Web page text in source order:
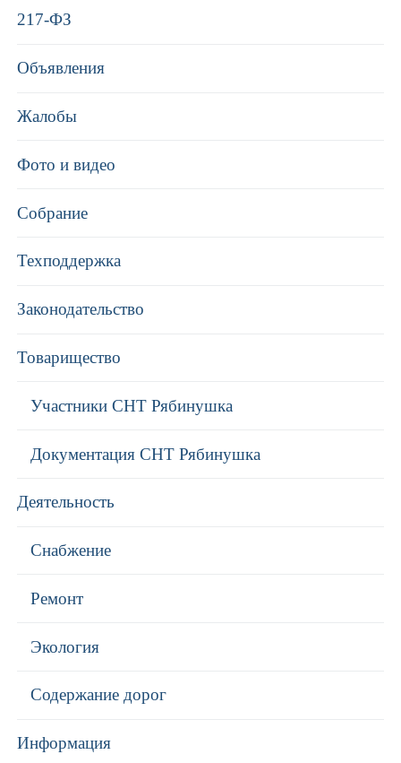
217-ФЗ
Объявления
Жалобы
Фото и видео
Собрание
Техподдержка
Законодательство
Товарищество
Участники СНТ Рябинушка
Документация СНТ Рябинушка
Деятельность
Снабжение
Ремонт
Экология
Содержание дорог
Информация